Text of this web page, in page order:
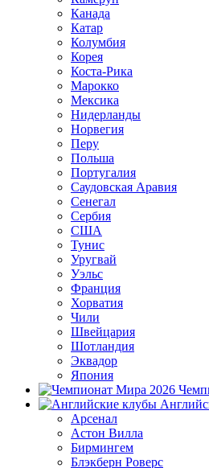
Канада
Катар
Колумбия
Корея
Коста-Рика
Марокко
Мексика
Нидерланды
Норвегия
Перу
Польша
Португалия
Саудовская Аравия
Сенегал
Сербия
США
Тунис
Уругвай
Уэльс
Франция
Хорватия
Чили
Швейцария
Шотландия
Эквадор
Япония
Арсенал
Астон Вилла
Бирмингем
Блэкберн Роверс